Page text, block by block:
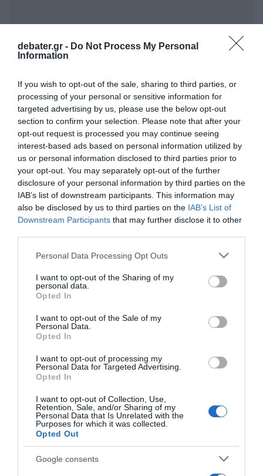
debater.gr - Do Not Process My Personal
Information
If you wish to opt-out of the sale, sharing to third parties, or
processing of your personal or sensitive information for
targeted advertising by us, please use the below opt-out
section to confirm your selection. Please note that after your
opt-out request is processed you may continue seeing
interest-based ads based on personal information utilized by
us or personal information disclosed to third parties prior to
your opt-out. You may separately opt-out of the further
disclosure of your personal information by third parties on the
IAB’s list of downstream participants. This information may
also be disclosed by us to third parties on the IAB’s List of
Downstream Participants that may further disclose it to other
Please note that this website/app uses one or more Google
not limited to your visit or usage behaviour. You may click to
grant or deny consent to Google and its third-party tags to
use your data for below specified purposes in below Google
consent section.
Personal Data Processing Opt Outs
I want to opt-out of the Sharing of my
personal data.
Opted In
I want to opt-out of the Sale of my
Personal Data.
Opted In
I want to opt-out of processing my
Personal Data for Targeted Advertising.
Opted In
I want to opt-out of Collection, Use,
Retention, Sale, and/or Sharing of my
Personal Data that Is Unrelated with the
Purposes for which it was collected.
Opted Out
Google consents
ΣΧΟΛΙΑ